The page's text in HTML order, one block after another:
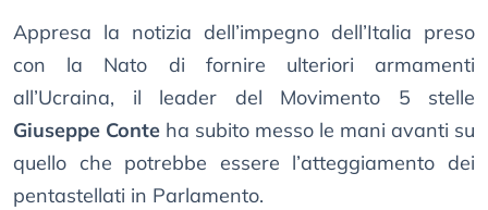
Appresa la notizia dell’impegno dell’Italia preso
con la Nato di fornire ulteriori armamenti
all’Ucraina, il leader del Movimento 5 stelle
Giuseppe Conte ha subito messo le mani avanti su
quello che potrebbe essere l’atteggiamento dei
pentastellati in Parlamento.